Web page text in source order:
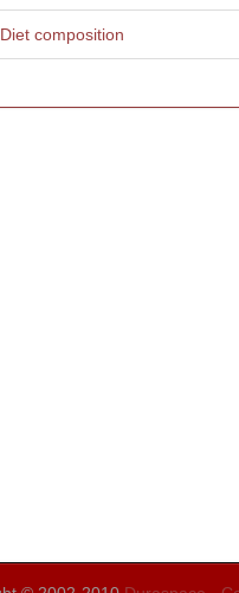
Diet composition